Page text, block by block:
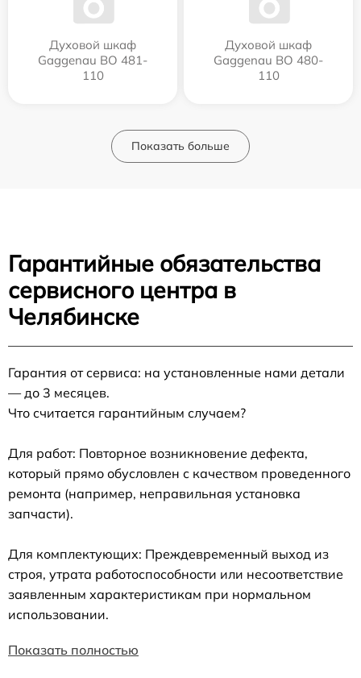
Духовой шкаф
Gaggenau BO 481-
110
Духовой шкаф
Gaggenau BO 480-
110
Показать больше
Гарантийные обязательства
сервисного центра в
Челябинске
Гарантия от сервиса: на установленные нами детали
— до 3 месяцев.
Что считается гарантийным случаем?
Для работ: Повторное возникновение дефекта,
который прямо обусловлен с качеством проведенного
ремонта (например, неправильная установка
запчасти).
Для комплектующих: Преждевременный выход из
строя, утрата работоспособности или несоответствие
заявленным характеристикам при нормальном
использовании.
Показать полностью